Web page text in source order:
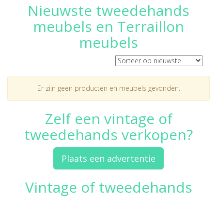
Nieuwste tweedehands
meubels en Terraillon
meubels
Er zijn geen producten en meubels gevonden.
Zelf een vintage of
tweedehands verkopen?
Plaats een advertentie
Vintage of tweedehands